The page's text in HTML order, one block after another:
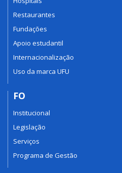
Restaurantes
Fundações
Apoio estudantil
Internacionalização
Uso da marca UFU
FO
Institucional
Legislação
Serviços
Programa de Gestão